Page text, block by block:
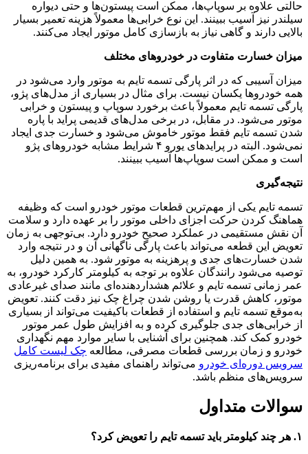
حالتی علاوه بر سوپاپ‌ها، ممکن است پیستون‌ها و حتی دیواره
سیلندر نیز آسیب ببینند. این نوع خرابی‌ها معمولاً هزینه تعمیر بسیار
بالایی دارند و گاهی نیاز به بازسازی کامل موتور ایجاد می‌کنند.
میزان خسارت متفاوت در خودروهای مختلف
میزان آسیبی که در اثر پارگی تسمه تایم به موتور وارد می‌شود در
همه خودروها یکسان نیست. برای مثال در بسیاری از مدل‌های پژو،
پارگی تسمه تایم معمولاً باعث برخورد سوپاپ و پیستون و خرابی
موتور می‌شود. در مقابل، در برخی مدل‌های قدیمی پراید با پاره
شدن تسمه تایم فقط موتور خاموش می‌شود و خسارت جدی ایجاد
نمی‌شود. البته در پرایدهای یورو ۴ شرایط مشابه خودروهای پژو
است و ممکن است سوپاپ‌ها آسیب ببینند.
نتیجه‌گیری
تسمه تایم یکی از مهم‌ترین قطعات موتور خودرو است که وظیفه
هماهنگ کردن حرکت اجزای داخلی موتور را بر عهده دارد و سلامت
آن نقش مستقیمی در عملکرد صحیح خودرو دارد. بی‌توجهی به زمان
تعویض این قطعه می‌تواند باعث پارگی ناگهانی آن و در نتیجه وارد
شدن خسارت‌های جدی و پرهزینه به موتور شود. به همین دلیل
توصیه می‌شود رانندگان علاوه بر توجه به کیلومتر کارکرد خودرو، به
عمر زمانی تسمه تایم و علائم هشداردهنده‌ای مانند صدای غیرعادی
موتور، کاهش قدرت یا روشن شدن چراغ چک نیز دقت کنند. تعویض
به‌موقع تسمه تایم و استفاده از قطعات باکیفیت می‌تواند از بسیاری
از خرابی‌های جدی جلوگیری کرده و به افزایش طول عمر موتور
خودرو کمک کند. همچنین برای آشنایی با سایر موارد مهم نگهداری
خودرو و زمان بررسی قطعات مصرفی، مطالعه چک لیست کامل
سرویس دوره‌ای خودرو می‌تواند راهنمای مفیدی برای برنامه‌ریزی
سرویس‌های منظم باشد.
سوالات متداول
۱. هر چند کیلومتر باید تسمه تایم را تعویض کرد؟